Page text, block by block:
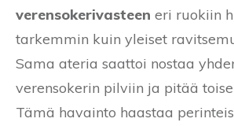
verensokerivasteen eri ruokiin
tarkemmin kuin yleiset
Sama ateria saattoi nostaa
verensokerin pilviin ja pitää
Tämä havainto haastaa